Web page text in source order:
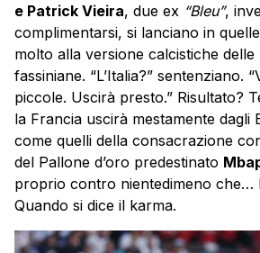
e Patrick Vieira, due ex “Bleu”,
complimentarsi, si lanciano in
molto alla versione calcistiche
fassiniane. “L’Italia?” sentenziano.
piccole. Uscirà presto.” Risultato?
la Francia uscirà mestamente dagli
come quelli della consacrazione
del Pallone d’oro predestinato
proprio contro nientedimeno che…
Quando si dice il karma.